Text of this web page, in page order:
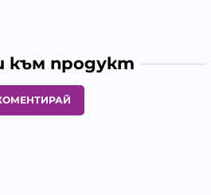
към продукт